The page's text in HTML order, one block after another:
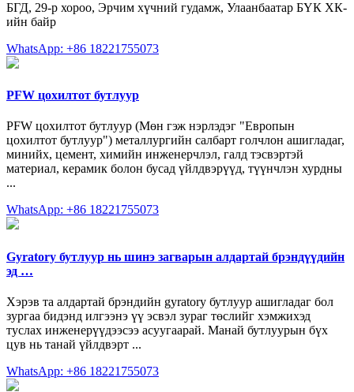
БГД, 29-р хороо, Эрчим хүчний гудамж, Улаанбаатар БҮК ХК-
ийн байр
WhatsApp: +86 18221755073
PFW цохилтот бутлуур
PFW цохилтот бутлуур (Мөн гэж нэрлэдэг "Европын
цохилтот бутлуур") металлургийн салбарт голчлон ашигладаг,
минийх, цемент, химийн инженерчлэл, галд тэсвэртэй
материал, керамик болон бусад үйлдвэрүүд, түүнчлэн хурдны
...
WhatsApp: +86 18221755073
Gyratory бутлуур нь шинэ загварын алдартай брэндүүдийн
эд …
Хэрэв та алдартай брэндийн gyratory бутлуур ашигладаг бол
зургаа бидэнд илгээнэ үү эсвэл зураг төслийг хэмжихэд
туслах инженерүүдээсээ асуугаарай. Манай бутлуурын бүх
цув нь танай үйлдвэрт ...
WhatsApp: +86 18221755073